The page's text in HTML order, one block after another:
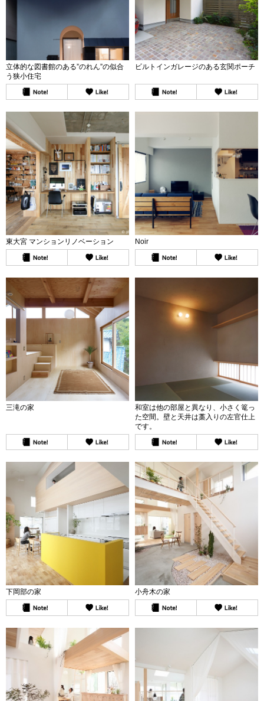
立体的な図書館のある”のれん”の似合
う狭小住宅
ビルトインガレージのある玄関ポーチ
東大宮 マンションリノベーション Noir
三滝の家
和室は他の部屋と異なり、小さく篭っ
た空間。壁と天井は藁入りの左官仕上
です。
下岡部の家 小舟木の家